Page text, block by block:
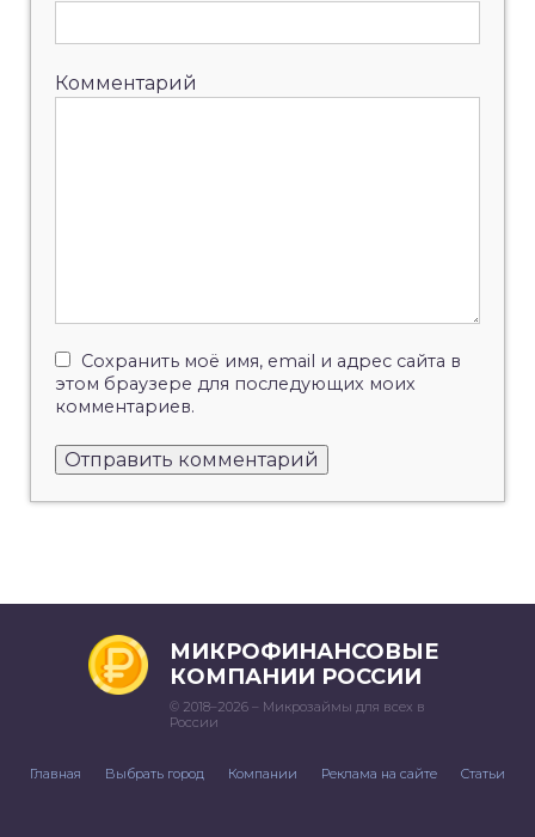
Комментарий
Сохранить моё имя, email и адрес сайта в
этом браузере для последующих моих
комментариев.
МИКРОФИНАНСОВЫЕ
КОМПАНИИ РОССИИ
© 2018–2026 – Микрозаймы для всех в
России
Главная Выбрать город Компании Реклама на сайте Статьи